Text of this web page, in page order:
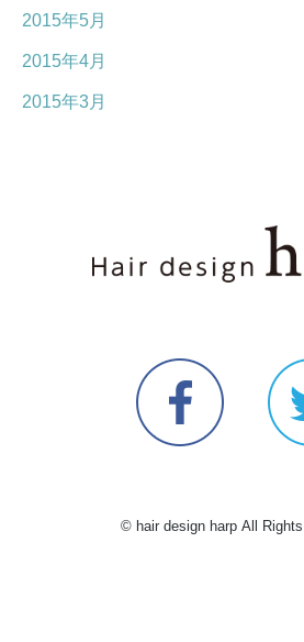
2015年5月
2015年4月
2015年3月
© hair design harp All Rights